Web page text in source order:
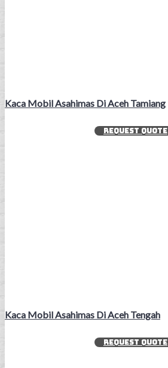
Kaca Mobil Asahimas Di Aceh Tamiang
REQUEST QUOTE
Kaca Mobil Asahimas Di Aceh Tengah
REQUEST QUOTE